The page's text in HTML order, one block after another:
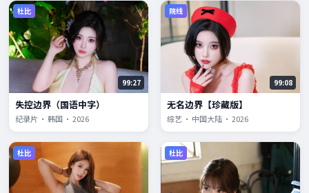
杜比
99:27
失控边界（国语中字）
纪录片 · 韩国 · 2026
院线
99:08
无名边界【珍藏版】
综艺 · 中国大陆 · 2026
杜比 杜比